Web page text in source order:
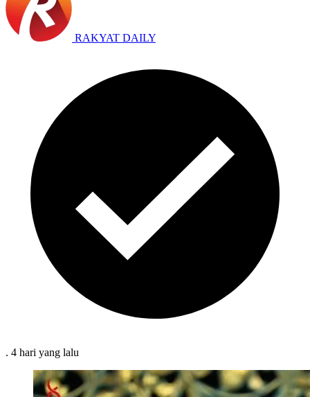
RAKYAT DAILY
. 4 hari yang lalu